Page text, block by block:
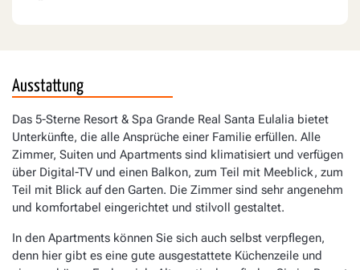
Ausstattung
Das 5-Sterne Resort & Spa Grande Real Santa Eulalia bietet
Unterkünfte, die alle Ansprüche einer Familie erfüllen. Alle
Zimmer, Suiten und Apartments sind klimatisiert und verfügen
über Digital-TV und einen Balkon, zum Teil mit Meeblick, zum
Teil mit Blick auf den Garten. Die Zimmer sind sehr angenehm
und komfortabel eingerichtet und stilvoll gestaltet.
In den Apartments können Sie sich auch selbst verpflegen,
denn hier gibt es eine gute ausgestattete Küchenzeile und